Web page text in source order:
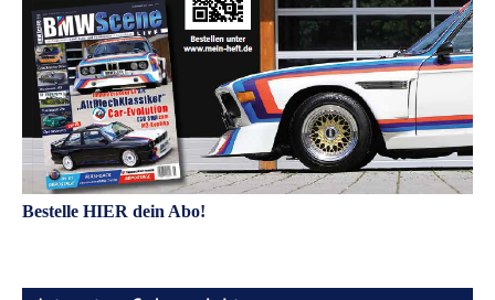
Bestelle HIER dein Abo!